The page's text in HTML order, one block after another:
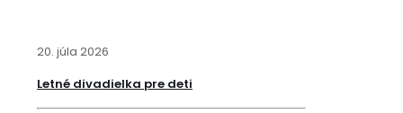
20. júla 2026
Letné divadielka pre deti